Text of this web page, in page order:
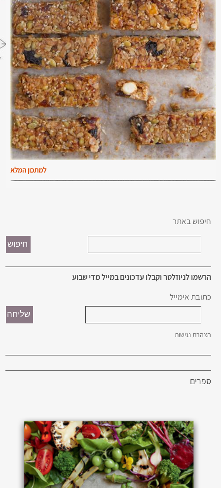
למתכון המלא
חיפוש באתר
הרשמו לניוזלטר וקבלו עדכונים במייל מדי שבוע
כתובת אימייל
הצהרת נגישות
ספרים